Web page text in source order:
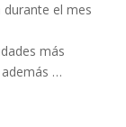
durante el mes
más
…